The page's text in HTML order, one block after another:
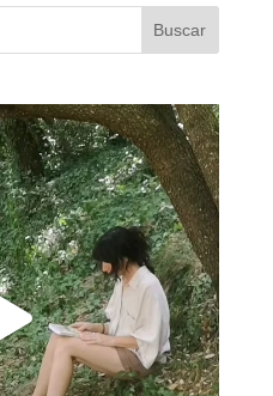
Buscar